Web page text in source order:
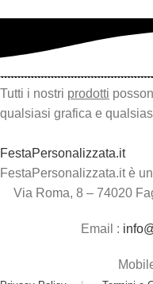
Tutti i nostri prodotti
qualsiasi grafica e
FestaPersonalizzata.it
FestaPersonalizzata.it è
Via Roma, 8 – 74020
Email :